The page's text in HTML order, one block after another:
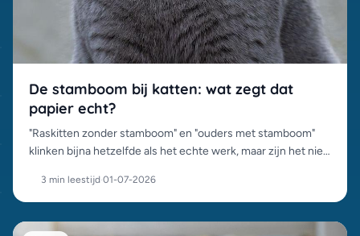
De stamboom bij katten: wat zegt dat
papier echt?
"Raskitten zonder stamboom" en "ouders met stamboom"
klinken bijna hetzelfde als het echte werk, maar zijn het niet.
prijsverschil bestaat.
3 min leestijd·01-07-2026